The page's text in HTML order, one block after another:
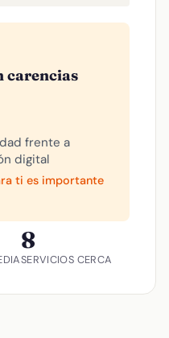
carencias
frente a
digital
ti es importante
8
SERVICIOS CERCA